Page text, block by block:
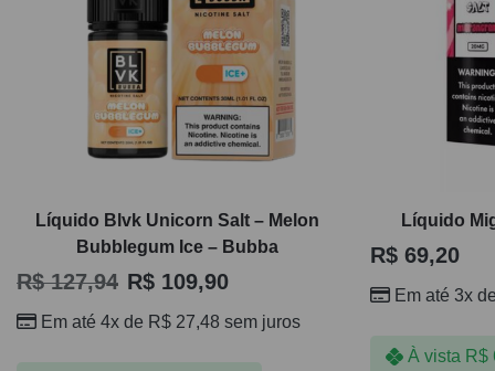
Líquido Blvk Unicorn Salt – Melon
Bubblegum Ice – Bubba
R$127,94 R$ 109,90
Em até 4x de R$ 27,48 sem juros
Líquido
R$ 69,20
Em até 3x
À vista R$